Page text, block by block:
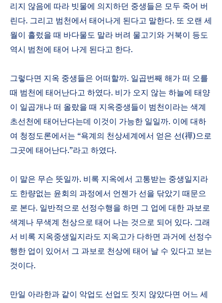
리지 않음에 따라 빗물에 의지하던 중생들은 모두 죽어 버
린다. 그리고 범천에서 태어나게 된다고 말한다. 또 오랜 세
월이 흘렀을 때 바다물도 말라 버려 물고기와 거북이 등도
역시 범천에 태어 나게 된다고 한다.
그렇다면 지옥 중생들은 어떠할까. 일곱번째 해가 떠 오를
때 범천에 태어난다고 하였다. 비가 오지 않는 하늘에 태양
이 일곱개나 떠 올랐을 때 지옥중생들이 범천이라는 색계
초선천에 태어난다는데 이것이 가능한 일일까. 이에 대하
여 청정도론에서는 “욕계의 천상세계에서 얻은 선(禪)으로
그곳에 태어난다.”라고 하였다.
이 말은 무슨 뜻일까. 비록 지옥에서 고통받는 중생일지라
도 한량없는 윤회의 과정에서 언젠가 선을 닦았기 때문으
로 본다. 일반적으로 선정수행을 하면 그 업에 대한 과보로
색계나 무색계 천상으로 태어 나는 것으로 되어 있다. 그래
서 비록 지옥중생일지라도 지옥고가 다하면 과거에 선정수
행한 업이 있어서 그 과보로 천상에 태어 날 수 있다고 보는
것이다.
만일 아라한과 같이 악업도 선업도 짓지 않았다면 어느 세